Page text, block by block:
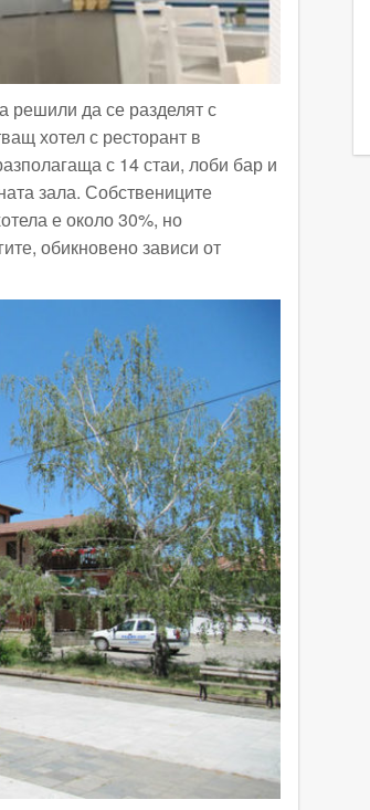
решили да се разделят с
хотел с ресторант в
с 14 стаи, лоби бар и
зала. Собствениците
е около 30%, но
обикновено зависи от